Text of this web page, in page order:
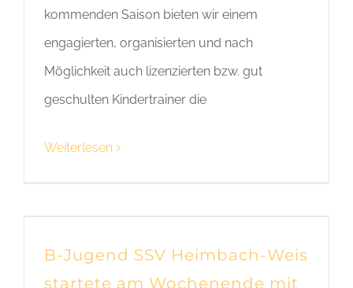
kommenden Saison bieten wir einem
engagierten, organisierten und nach
Möglichkeit auch lizenzierten bzw. gut
geschulten Kindertrainer die
Weiterlesen
B-Jugend SSV Heimbach-Weis
startete am Wochenende mit